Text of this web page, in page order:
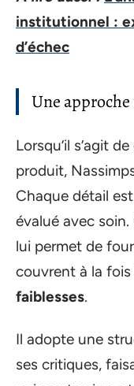
institutionnel :
d’échec
Une
Lorsqu’il s’agit
produit,
Chaque détail
évalué avec
lui permet de
couvrent à la fois
faiblesses.
Il adopte une
ses critiques,